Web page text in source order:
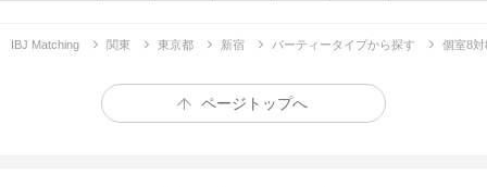
IBJ Matching 関東 東京都 新宿 パーティータイプから探す 個室8
ページトップへ